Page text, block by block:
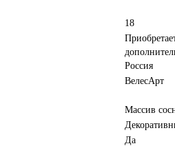
18
Россия
ВелесАрт
Массив
Да